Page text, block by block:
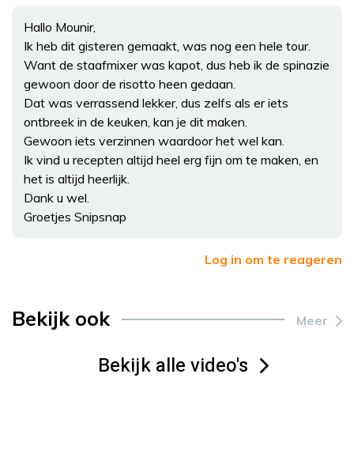
Hallo Mounir,
Ik heb dit gisteren gemaakt, was nog een hele tour.
Want de staafmixer was kapot, dus heb ik de spinazie
gewoon door de risotto heen gedaan.
Dat was verrassend lekker, dus zelfs als er iets
ontbreek in de keuken, kan je dit maken.
Gewoon iets verzinnen waardoor het wel kan.
Ik vind u recepten altijd heel erg fijn om te maken, en
het is altijd heerlijk.
Dank u wel.
Groetjes Snipsnap
Log in om te reageren
Bekijk ook Meer
Bekijk alle video's